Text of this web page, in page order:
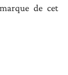
de cet